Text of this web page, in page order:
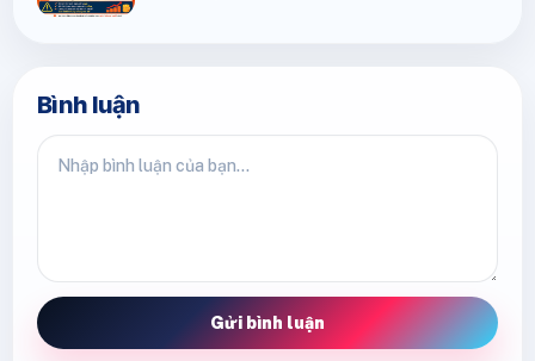
Bình luận
Gửi bình luận